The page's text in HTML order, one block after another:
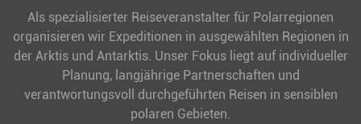
Als spezialisierter Reiseveranstalter für Polarregionen
organisieren wir Expeditionen in ausgewählten Regionen in
der Arktis und Antarktis. Unser Fokus liegt auf individueller
Planung, langjährige Partnerschaften und
verantwortungsvoll durchgeführten Reisen in sensiblen
polaren Gebieten.